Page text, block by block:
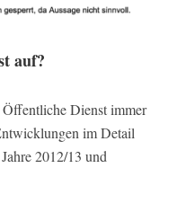
auf?
Öffentliche Dienst immer
im Detail
2012/13 und